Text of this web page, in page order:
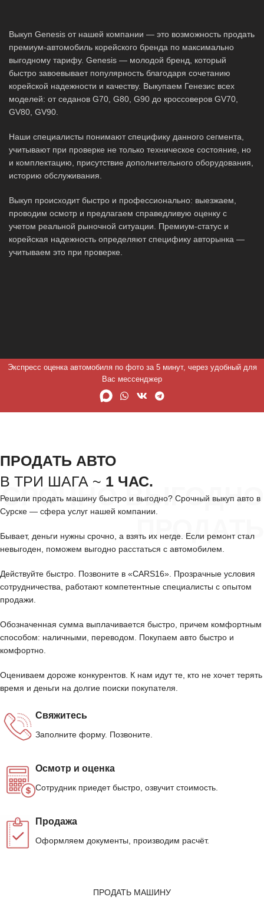
Выкуп Genesis от нашей компании — это возможность продать
премиум-автомобиль корейского бренда по максимально
выгодному тарифу. Genesis — молодой бренд, который
быстро завоевывает популярность благодаря сочетанию
корейской надежности и качеству. Выкупаем Генезис всех
моделей: от седанов G70, G80, G90 до кроссоверов GV70,
GV80, GV90.
Наши специалисты понимают специфику данного сегмента,
учитывают при проверке не только техническое состояние, но
и комплектацию, присутствие дополнительного оборудования,
историю обслуживания.
Выкуп происходит быстро и профессионально: выезжаем,
проводим осмотр и предлагаем справедливую оценку с
учетом реальной рыночной ситуации. Премиум-статус и
корейская надежность определяют специфику авторынка —
учитываем это при проверке.
Экспресс оценка автомобиля по фото за 5 минут, через удобный для
Вас мессенджер
СРОЧНО ВЫГОДНО
ПРОДАТЬ
ПРОДАТЬ АВТО
В ТРИ ШАГА ~ 1 ЧАС.
Решили продать машину быстро и выгодно? Срочный выкуп авто в
Сурске — сфера услуг нашей компании.
Бывает, деньги нужны срочно, а взять их негде. Если ремонт стал
невыгоден, поможем выгодно расстаться с автомобилем.
Действуйте быстро. Позвоните в «CARS16». Прозрачные условия
сотрудничества, работают компетентные специалисты с опытом
продажи.
Обозначенная сумма выплачивается быстро, причем комфортным
способом: наличными, переводом. Покупаем авто быстро и
комфортно.
Оцениваем дороже конкурентов. К нам идут те, кто не хочет терять
время и деньги на долгие поиски покупателя.
Свяжитесь
Заполните форму. Позвоните.
Осмотр и оценка
Сотрудник приедет быстро, озвучит стоимость.
Продажа
Оформляем документы, производим расчёт.
ПРОДАТЬ МАШИНУ